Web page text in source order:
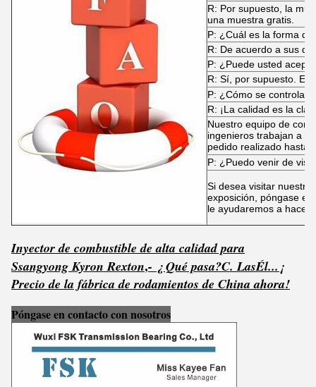
R: Por supuesto, la
una muestra gratis.
P: ¿Cuál es la forma
R: De acuerdo a sus
P: ¿Puede usted
R: Sí, por supuesto. El
P: ¿Cómo se controla
R: ¡La calidad es la
Nuestro equipo de
ingenieros trabajan a
pedido realizado hasta
P: ¿Puedo venir de
Si desea visitar
exposición, póngase
le ayudaremos a hacer
Inyector de combustible de alta calidad para
Ssangyong Kyron Rexton,- ¿ Qué pasa?C. LasÉl... ¡
Precio de la fábrica de rodamientos de China ahora!
Póngase en contacto con nosotros